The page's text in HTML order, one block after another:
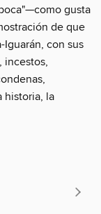
gusta
de que
con sus
incestos,
historia, la